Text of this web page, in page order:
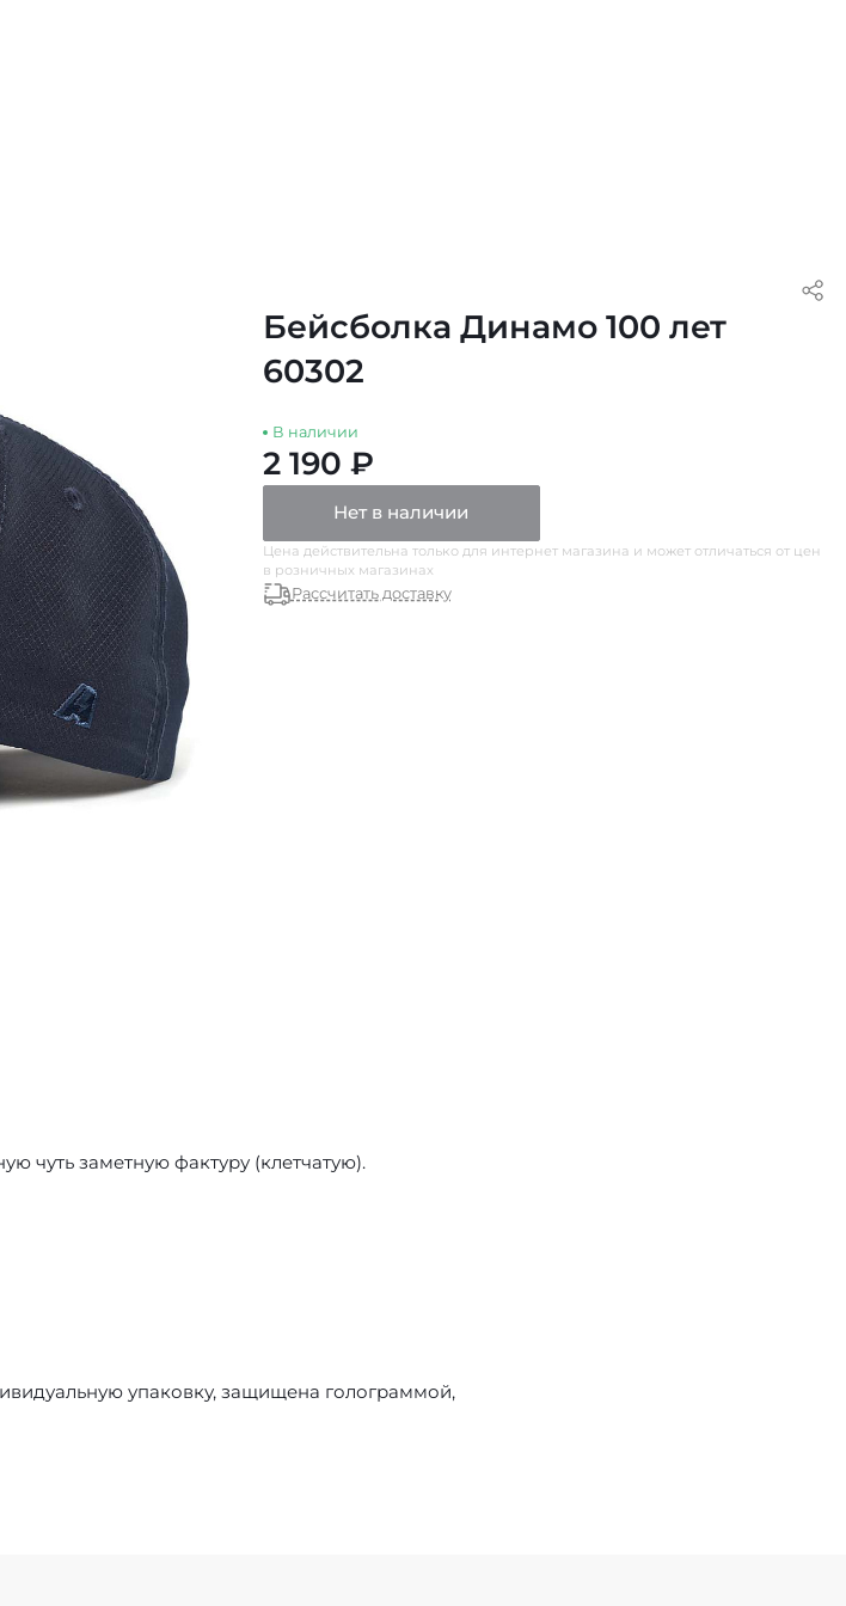
Бейсболка Динамо 100 лет
60302
В наличии
2 190 ₽
Нет в наличии
Цена действительна только для интернет магазина и может отличаться от цен
в розничных магазинах
Рассчитать доставку
чуть заметную фактуру (клетчатую).
упаковку, защищена голограммой,